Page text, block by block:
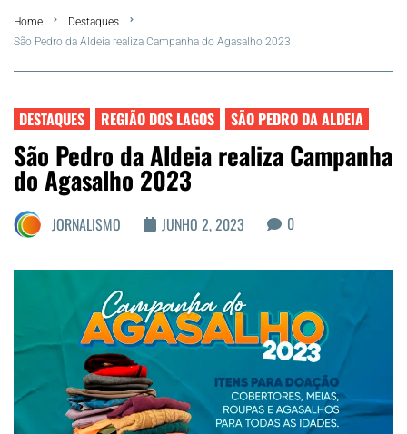
FLA Araru 2026
Região dos Lagos
Agenda Cultural
Colunistas
Home
Destaques
São Pedro da Aldeia realiza Campanha do Agasalho 2023
DESTAQUES REGIÃO DOS LAGOS SÃO PEDRO DA ALDEIA
São Pedro da Aldeia realiza Campanha
do Agasalho 2023
JORNALISMO JUNHO 2, 2023 0